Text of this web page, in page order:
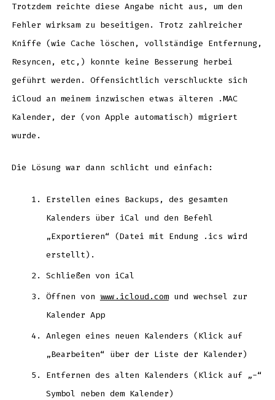
Trotzdem reichte diese Angabe nicht aus, um den
Fehler wirksam zu beseitigen. Trotz zahlreicher
Kniffe (wie Cache löschen, vollständige Entfernung,
Resyncen, etc,) konnte keine Besserung herbei
geführt werden. Offensichtlich verschluckte sich
iCloud an meinem inzwischen etwas älteren .MAC
Kalender, der (von Apple automatisch) migriert
wurde.
Die Lösung war dann schlicht und einfach:
Erstellen eines Backups, des gesamten
Kalenders über iCal und den Befehl
„Exportieren“ (Datei mit Endung .ics wird
erstellt).
Schließen von iCal
Öffnen von www.icloud.comund wechsel zur
Kalender App
Anlegen eines neuen Kalenders (Klick auf
„Bearbeiten“ über der Liste der Kalender)
Entfernen des alten Kalenders (Klick auf „-“
Symbol neben dem Kalender)